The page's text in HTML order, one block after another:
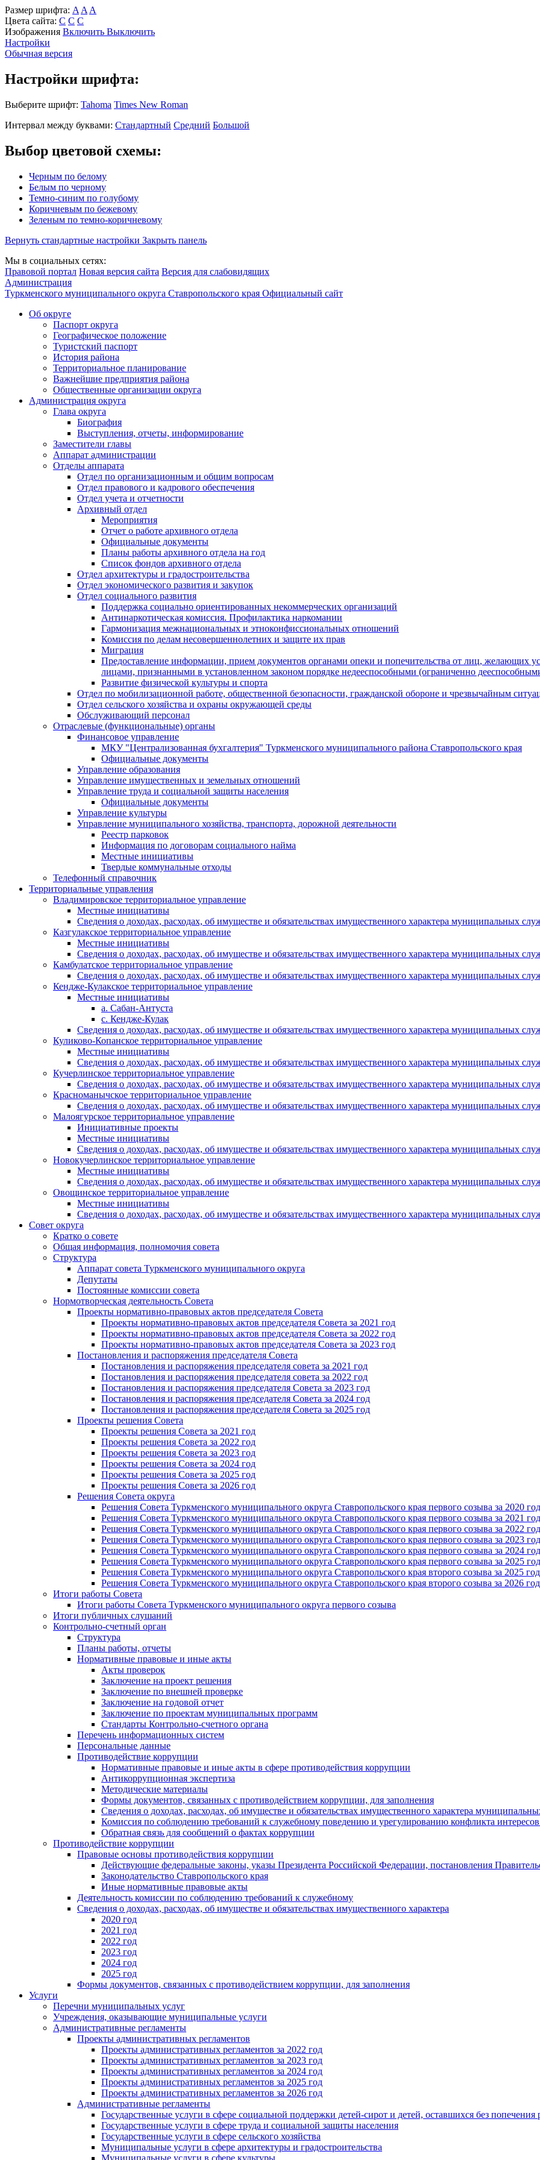
Размер шрифта: A A A
Цвета сайта: С С С
Изображения Включить Выключить
Настройки
Обычная версия
Настройки шрифта:
Выберите шрифт: Tahoma Times New Roman
Интервал между буквами: Стандартный Средний Большой
Выбор цветовой схемы:
Черным по белому
Белым по черному
Темно-синим по голубому
Коричневым по бежевому
Зеленым по темно-коричневому
Вернуть стандартные настройки Закрыть панель
Мы в социальных сетях:
Правовой портал Новая версия сайта Версия для слабовидящих
Администрация
Туркменского муниципального округа Ставропольского края Официальный сайт
Об округе
Паспорт округа
Географическое положение
Туристский паспорт
История района
Территориальное планирование
Важнейшие предприятия района
Общественные организации округа
Администрация округа
Глава округа
Биография
Выступления, отчеты, информирование
Заместители главы
Аппарат администрации
Отделы аппарата
Отдел по организационным и общим вопросам
Отдел правового и кадрового обеспечения
Отдел учета и отчетности
Архивный отдел
Мероприятия
Отчет о работе архивного отдела
Официальные документы
Планы работы архивного отдела на год
Список фондов архивного отдела
Отдел архитектуры и градостроительства
Отдел экономического развития и закупок
Отдел социального развития
Поддержка социально ориентированных некоммерческих организаций
Антинаркотическая комиссия. Профилактика наркомании
Гармонизация межнациональных и этноконфиссиональных отношений
Комиссия по делам несовершеннолетних и защите их прав
Миграция
Предоставление информации, прием документов органами опеки и попечительства от лиц, желающих
лицами, признанными в установленном законом порядке недееспособными (ограниченно
Развитие физической культуры и спорта
Отдел по мобилизационной работе, общественной безопасности, гражданской оборонe и чрезвычайным
Отдел сельского хозяйства и охраны окружающей среды
Обслуживающий персонал
Отраслевые (функциональные) органы
Финансовое управление
МКУ "Централизованная бухгалтерия" Туркменского муниципального района Ставропольского края
Официальные документы
Управление образования
Управление имущественных и земельных отношений
Управление труда и социальной защиты населения
Официальные документы
Управление культуры
Управление муниципального хозяйства, транспорта, дорожной деятельности
Реестр парковок
Информация по договорам социального найма
Местные инициативы
Твердые коммунальные отходы
Телефонный справочник
Территориальные управления
Владимировское территориальное управление
Местные инициативы
Сведения о доходах, расходах, об имуществе и обязательствах имущественного характера муниципальных
Казгулакское территориальное управление
Местные инициативы
Сведения о доходах, расходах, об имуществе и обязательствах имущественного характера муниципальных
Камбулатское территориальное управление
Сведения о доходах, расходах, об имуществе и обязательствах имущественного характера муниципальных
Кендже-Кулакское территориальное управление
Местные инициативы
а. Сабан-Антуста
с. Кендже-Кулак
Сведения о доходах, расходах, об имуществе и обязательствах имущественного характера муниципальных
Куликово-Копанское территориальное управление
Местные инициативы
Сведения о доходах, расходах, об имуществе и обязательствах имущественного характера муниципальных
Кучерлинское территориальное управление
Сведения о доходах, расходах, об имуществе и обязательствах имущественного характера муниципальных
Красноманычское территориальное управление
Сведения о доходах, расходах, об имуществе и обязательствах имущественного характера муниципальных
Малоягурское территориальное управление
Инициативные проекты
Местные инициативы
Сведения о доходах, расходах, об имуществе и обязательствах имущественного характера муниципальных
Новокучерлинское территориальное управление
Местные инициативы
Сведения о доходах, расходах, об имуществе и обязательствах имущественного характера муниципальных
Овощинское территориальное управление
Местные инициативы
Сведения о доходах, расходах, об имуществе и обязательствах имущественного характера муниципальных
Совет округа
Кратко о совете
Общая информация, полномочия совета
Структура
Аппарат совета Туркменского муниципального округа
Депутаты
Постоянные комиссии совета
Нормотворческая деятельность Совета
Проекты нормативно-правовых актов председателя Cовета
Проекты нормативно-правовых актов председателя Cовета за 2021 год
Проекты нормативно-правовых актов председателя Cовета за 2022 год
Проекты нормативно-правовых актов председателя Cовета за 2023 год
Постановления и распоряжения председателя Cовета
Постановления и распоряжения председателя совета за 2021 год
Постановления и распоряжения председателя совета за 2022 год
Постановления и распоряжения председателя Cовета за 2023 год
Постановления и распоряжения председателя Cовета за 2024 год
Постановления и распоряжения председателя Cовета за 2025 год
Проекты решения Cовета
Проекты решения Совета за 2021 год
Проекты решения Совета за 2022 год
Проекты решения Cовета за 2023 год
Проекты решения Совета за 2024 год
Проекты решения Совета за 2025 год
Проекты решения Совета за 2026 год
Решения Совета округа
Решения Совета Туркменского муниципального округа Ставропольского края первого созыва за 2020 год
Решения Совета Туркменского муниципального округа Ставропольского края первого созыва за 2021 год
Решения Совета Туркменского муниципального округа Ставропольского края первого созыва за 2022 год
Решения Совета Туркменского муниципального округа Ставропольского края первого созыва за 2023 год
Решения Совета Туркменского муниципального округа Ставропольского края первого созыва за 2024 год
Решения Совета Туркменского муниципального округа Ставропольского края первого созыва за 2025 год
Решения Совета Туркменского муниципального округа Ставропольского края второго созыва за 2025 год
Решения Совета Туркменского муниципального округа Ставропольского края второго созыва за 2026 год
Итоги работы Совета
Итоги работы Совета Туркменского муниципального округа первого созыва
Итоги публичных слушаний
Контрольно-счетный орган
Структура
Планы работы, отчеты
Нормативные правовые и иные акты
Акты проверок
Заключение на проект решения
Заключение по внешней проверке
Заключение на годовой отчет
Заключение по проектам муниципальных программ
Стандарты Контрольно-счетного органа
Перечень информационных систем
Персональные данные
Противодействие коррупции
Нормативные правовые и иные акты в сфере противодействия коррупции
Антикоррупционная экспертиза
Методические материалы
Формы документов, связанных с противодействием коррупции, для заполнения
Сведения о доходах, расходах, об имуществе и обязательствах имущественного характера
Комиссия по соблюдению требований к служебному поведению и урегулированию конфликта интересов
Обратная связь для сообщений о фактах коррупции
Противодействие коррупции
Правовые основы противодействия коррупции
Действующие федеральные законы, указы Президента Российской Федерации, постановления
Законодательство Ставропольского края
Иные нормативные правовые акты
Деятельность комиссии по соблюдению требований к служебному
Сведения о доходах, расходах, об имуществе и обязательствах имущественного характера
2020 год
2021 год
2022 год
2023 год
2024 год
2025 год
Формы документов, связанных с противодействием коррупции, для заполнения
Услуги
Перечни муниципальных услуг
Учреждения, оказывающие муниципальные услуги
Административные регламенты
Проекты административных регламентов
Проекты административных регламентов за 2022 год
Проекты административных регламентов за 2023 год
Проекты административных регламентов за 2024 год
Проекты административных регламентов за 2025 год
Проекты административных регламентов за 2026 год
Административные регламенты
Государственные услуги в сфере социальной поддержки детей-сирот и детей, оставшихся без попечения
Государственные услуги в сфере труда и социальной защиты населения
Государственные услуги в сфере сельского хозяйства
Муниципальные услуги в сфере архитектуры и градостроительства
Муниципальные услуги в сфере культуры